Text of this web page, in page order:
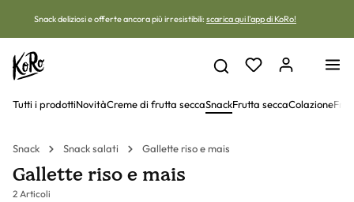
Snack deliziosi e offerte ancora più irresistibili: scarica qui l'app di KoRo!
Tutti i prodottiNovitàCreme di frutta seccaSnackFrutta seccaColazione
Snack Snack salati Gallette riso e mais
Gallette riso e mais
2 Articoli